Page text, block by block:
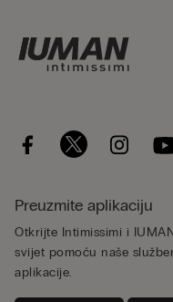
Preuzmite aplikaciju
Otkrijte Intimissimi i
svijet pomoću naše
aplikacije.